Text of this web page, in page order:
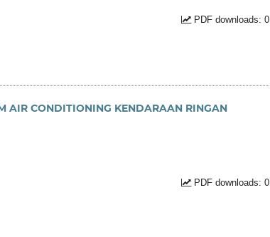
PDF downloads: 0
AIR CONDITIONING KENDARAAN RINGAN
PDF downloads: 0